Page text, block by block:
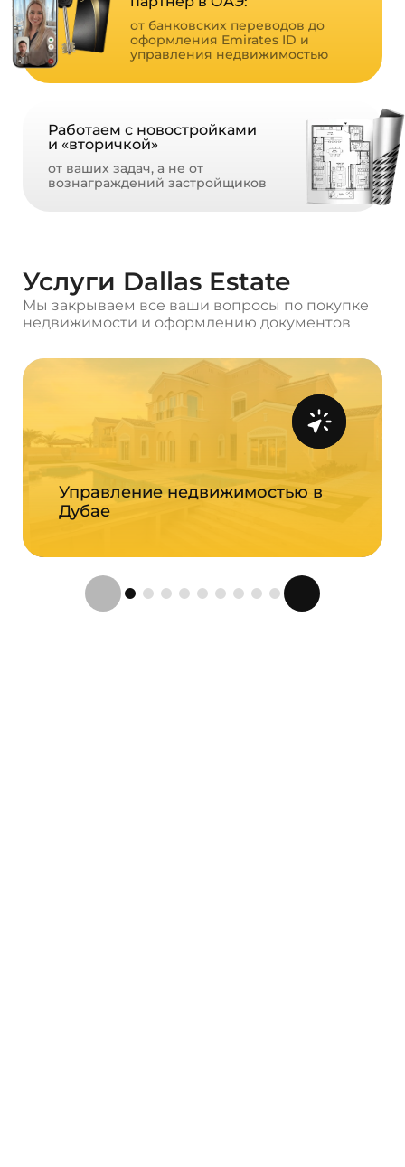
от банковских переводов до
оформления Emirates ID и
управления недвижимостью
Работаем с новостройками
и «вторичкой»
от ваших задач, а не от
вознаграждений застройщиков
Услуги Dallas Estate
Мы закрываем все ваши вопросы по покупке
недвижимости и оформлению документов
Управление недвижимостью в
Дубае